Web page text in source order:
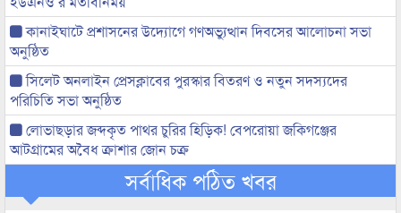
কানাইঘাটে প্রশাসনের উদ্যোগে গণঅভ্যুত্থান দিবসের আলোচনা সভা
অনুষ্ঠিত
সিলেট অনলাইন প্রেসক্লাবের পুরস্কার বিতরণ ও নতুন সদস্যদের
পরিচিতি সভা অনুষ্ঠিত
লোভাছড়ার জব্দকৃত পাথর চুরির হিড়িক! বেপরোয়া জকিগঞ্জের
আটগ্রামের অবৈধ ক্রাশার জোন চক্র
সর্বাধিক পঠিত খবর